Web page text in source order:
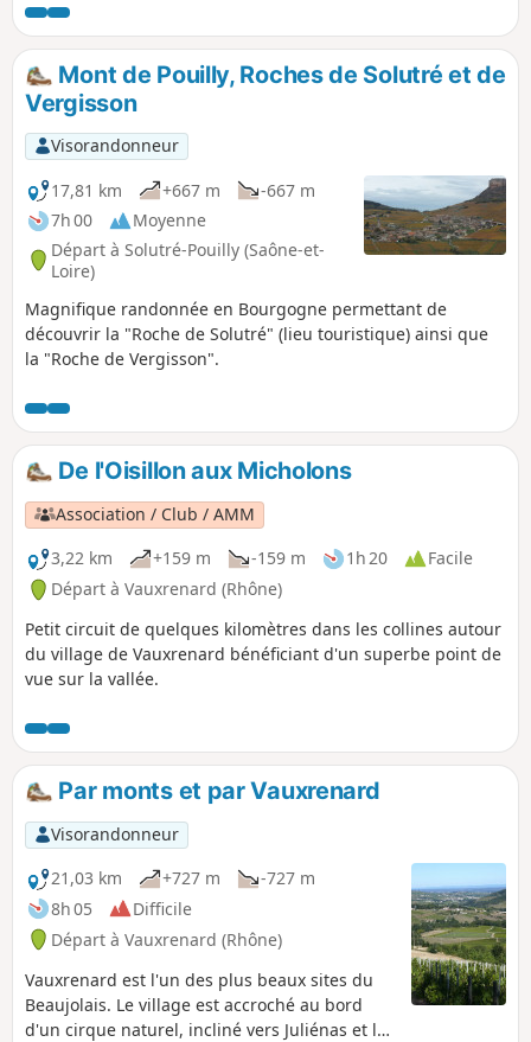
touristique. Il n'est plus possible de garer son véhicule sur
le parking de départ de la balade. Il y a d'autres possibilités
au dessus.
Mont de Pouilly, Roches de Solutré et de
Vergisson
Visorandonneur
17,81 km
+667 m
-667 m
7h 00
Moyenne
Départ à Solutré-Pouilly (Saône-et-
Loire)
Magnifique randonnée en Bourgogne permettant de
découvrir la "Roche de Solutré" (lieu touristique) ainsi que
la "Roche de Vergisson".
De l'Oisillon aux Micholons
Association / Club / AMM
3,22 km
+159 m -159 m 1h 20
Facile
Départ à Vauxrenard (Rhône)
Petit circuit de quelques kilomètres dans les collines autour
du village de Vauxrenard bénéficiant d'un superbe point de
vue sur la vallée.
Par monts et par Vauxrenard
Visorandonneur
21,03 km
+727 m
-727 m
8h 05
Difficile
Départ à Vauxrenard (Rhône)
Vauxrenard est l'un des plus beaux sites du
Beaujolais. Le village est accroché au bord
d'un cirque naturel, incliné vers Juliénas et la